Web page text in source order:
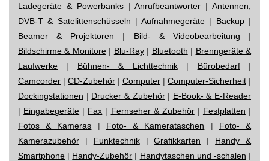
Ladegeräte & Powerbanks|Anrufbeantworter |Antennen,
DVB-T & Satelittenschüsseln |Aufnahmegeräte | Backup|
Beamer & Projektoren | Bild- & Videobearbeitung |
Bildschirme & Monitore| Blu-Ray| Bluetooth | Brenngeräte &
Laufwerke | Bühnen- & Lichttechnik| Bürobedarf|
Camcorder | CD-Zubehör | Computer | Computer-Sicherheit |
Dockingstationen | Drucker & Zubehör| E-Book- & E-Reader
| Eingabegeräte | Fax | Fernseher & Zubehör| Festplatten |
Fotos & Kameras | Foto- & Kamerataschen | Foto- &
Kamerazubehör | Funktechnik|Grafikkarten | Handy &
Smartphone | Handy-Zubehör | Handytaschen und -schalen |